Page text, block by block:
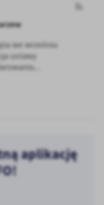
we wrześniu
ustawy
aplikację